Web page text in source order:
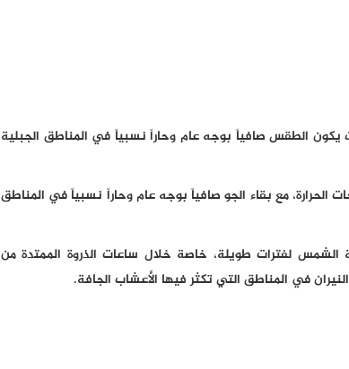
الطقس صافياً بوجه عام وحاراً نسبياً في المناطق الجبلية
مع بقاء الجو صافياً بوجه عام وحاراً نسبياً في المناطق
الشمس لفترات طويلة، خاصة خلال ساعات الذروة الممتدة من